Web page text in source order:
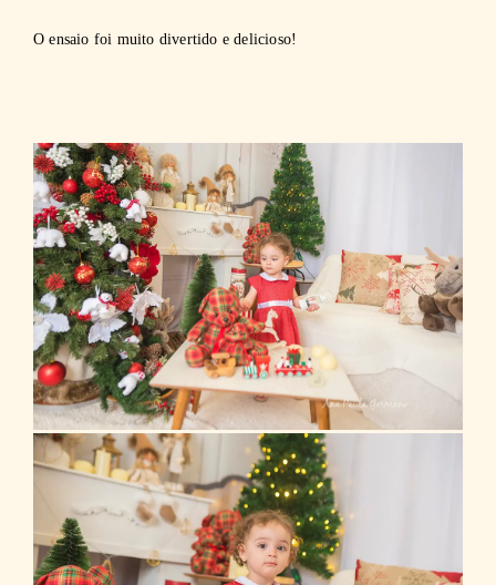
O ensaio foi muito divertido e delicioso!